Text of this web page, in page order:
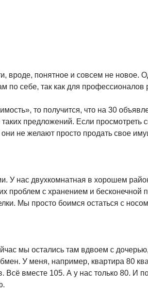
понятное и совсем не новое.
по себе, так как для профессионалов
то получится, что на 30
предложений. Если
не желают просто продать свое
У нас двухкомнатная в хорошем
проблем с хранением и
Мы просто боимся остаться с
мы остались там вдвоем с
У меня, например, квартира 80
Всё вместе 105. А у нас только 80. И